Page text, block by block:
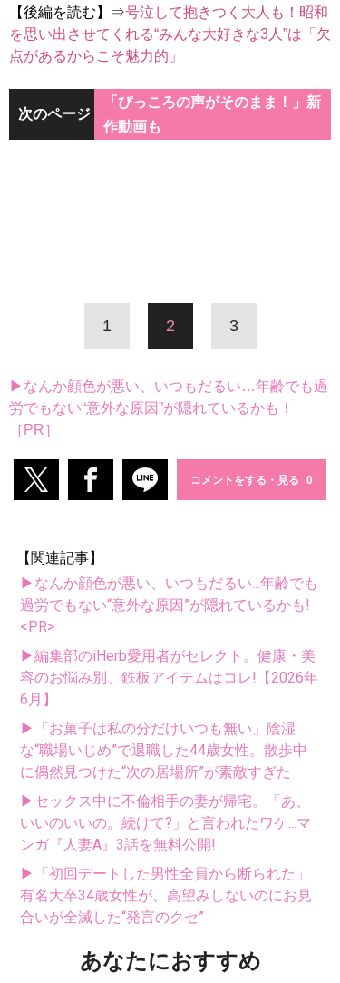
【後編を読む】⇒号泣して抱きつく大人も！昭和
を思い出させてくれる“みんな大好きな3人”は「欠
点があるからこそ魅力的」
次のページ
「ぴっころの声がそのまま！」新
作動画も
1 2 3
▶なんか顔色が悪い、いつもだるい…年齢でも過
労でもない“意外な原因”が隠れているかも！
［PR］
コメントをする・見る
【関連記事】
▶なんか顔色が悪い、いつもだるい...年齢でも
過労でもない“意外な原因”が隠れているかも!
<PR>
▶編集部のiHerb愛用者がセレクト。健康・美
容のお悩み別、鉄板アイテムはコレ!【2026年
6月】
▶「お菓子は私の分だけいつも無い」陰湿
な“職場いじめ”で退職した44歳女性。散歩中
に偶然見つけた“次の居場所”が素敵すぎた
▶セックス中に不倫相手の妻が帰宅。「あ、
いいのいいの。続けて?」と言われたワケ...マ
ンガ『人妻A』3話を無料公開!
▶「初回デートした男性全員から断られた」
有名大卒34歳女性が、高望みしないのにお見
合いが全滅した“発言のクセ”
あなたにおすすめ